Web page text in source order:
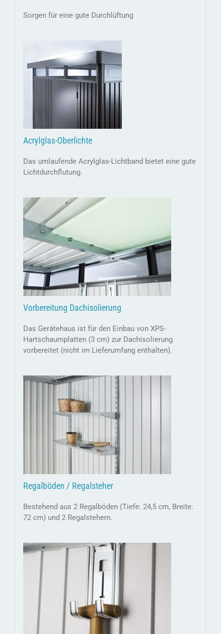
Sorgen für eine gute Durchlüftung
Acrylglas-Oberlichte
Das umlaufende Acrylglas-Lichtband bietet eine gute
Lichtdurchflutung.
Vorbereitung Dachisolierung
Das Gerätehaus ist für den Einbau von XPS-
Hartschaumplatten (3 cm) zur Dachisolierung
vorbereitet (nicht im Lieferumfang enthalten).
Regalböden / Regalsteher
Bestehend aus 2 Regalböden (Tiefe: 24,5 cm, Breite:
72 cm) und 2 Regalstehern.